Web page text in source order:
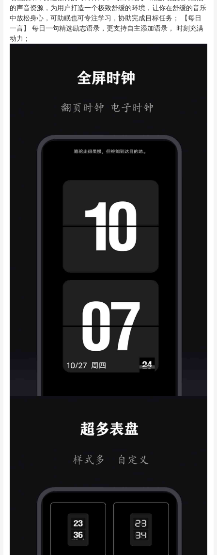
的声音资源，为用户打造一个极致舒缓的环境，让你在舒缓的音乐
中放松身心，可助眠也可专注学习，协助完成目标任务； 【每日
一言】 每日一句精选励志语录，更支持自主添加语录， 时刻充满
动力；